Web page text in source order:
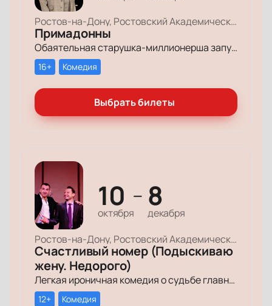
Ростов-на-Дону, Ростовский Академический Театр Драмы, Большая сцена
Примадонны
Обаятельная старушка-миллионерша запускает грандиозный поиск своих долгопотерянных племянниц, чтобы открыть им двери в мир богатства и оставить в наследство свои миллионы.
16+ Комедия
Выбрать билеты
10
октября
— 8
декабря
Ростов-на-Дону, Ростовский Академический Театр Драмы, Малая сцена
Счастливый номер (Подыскиваю
жену. Недорого)
Легкая ироничная комедия о судьбе главного героя-миллионера, который мечтает обрести успех и в личной жизни.
12+ Комедия